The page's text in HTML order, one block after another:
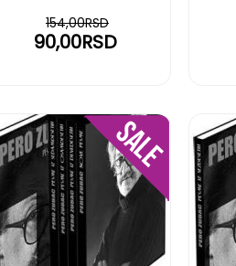
90,00RSD
154,00RSD
DODAJ
NA
ŽELJA